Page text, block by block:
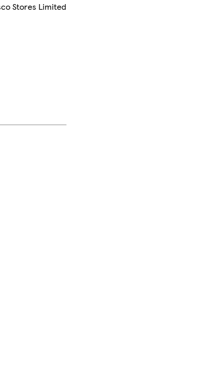
Stores Limited